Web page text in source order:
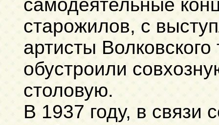
самодеятельные
старожилов, с
артисты
обустроили
столовую.
В 1937 году, в связи